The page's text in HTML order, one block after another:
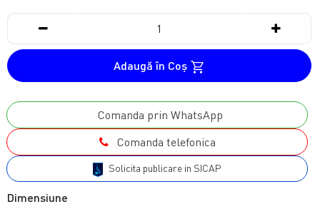
Adaugă în Coş
Comanda prin WhatsApp
Comanda telefonica
Solicita publicare in SICAP
Dimensiune